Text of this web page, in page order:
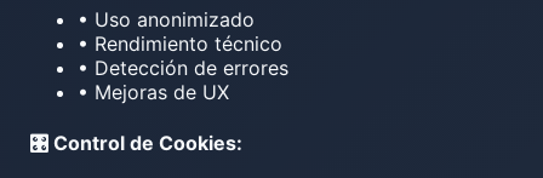
• Uso anonimizado
• Rendimiento técnico
• Detección de errores
• Mejoras de UX
🎛️ Control de Cookies: